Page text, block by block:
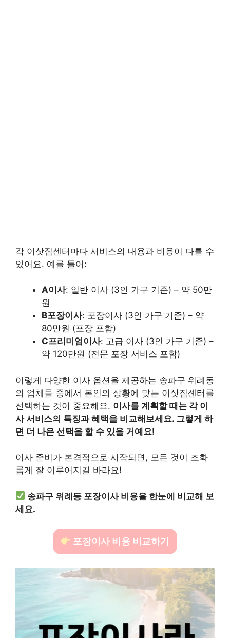
각 이삿짐센터마다 서비스의 내용과 비용이 다를 수
있어요. 예를 들어:
A이사: 일반 이사 (3인 가구 기준) – 약 50만
원
B포장이사: 포장이사 (3인 가구 기준) – 약
80만원 (포장 포함)
C프리미엄이사: 고급 이사 (3인 가구 기준) –
약 120만원 (전문 포장 서비스 포함)
이렇게 다양한 이사 옵션을 제공하는 송파구 위례동
의 업체들 중에서 본인의 상황에 맞는 이삿짐센터를
선택하는 것이 중요해요. 이사를 계획할 때는 각 이
사 서비스의 특징과 혜택을 비교해보세요. 그렇게 하
면 더 나은 선택을 할 수 있을 거예요!
이사 준비가 본격적으로 시작되면, 모든 것이 조화
롭게 잘 이루어지길 바라요!
송파구 위례동 포장이사 비용을 한눈에 비교해 보
세요.
포장이사 비용 비교하기